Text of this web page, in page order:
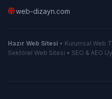
web-dizayn.com
Hazır Web Sitesi • Kurumsal Web
Sektörel Web Sitesi • SEO & AEO